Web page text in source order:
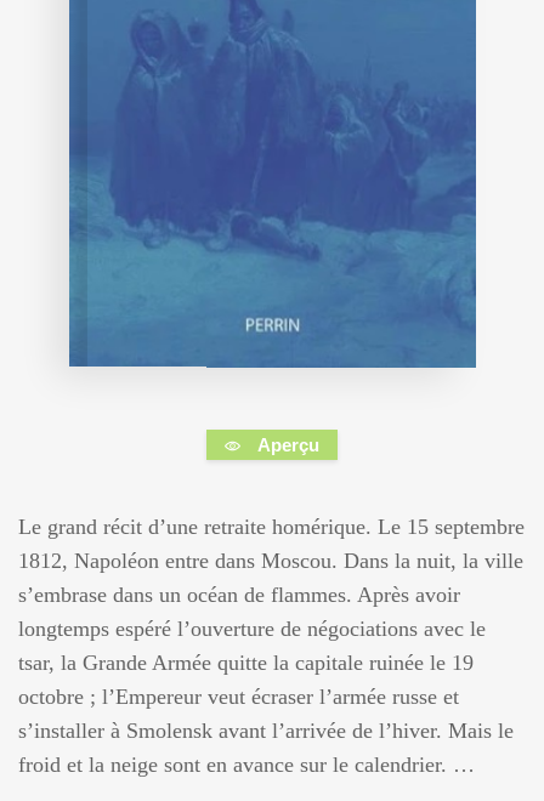
Aperçu
Le grand récit d’une retraite homérique. Le 15 septembre
1812, Napoléon entre dans Moscou. Dans la nuit, la ville
s’embrase dans un océan de flammes. Après avoir
longtemps espéré l’ouverture de négociations avec le
tsar, la Grande Armée quitte la capitale ruinée le 19
octobre ; l’Empereur veut écraser l’armée russe et
s’installer à Smolensk avant l’arrivée de l’hiver. Mais le
froid et la neige sont en avance sur le calendrier. …